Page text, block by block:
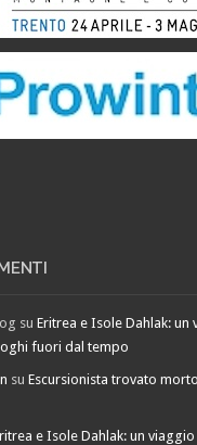
suEritrea e Isole Dahlak:
fuori dal tempo
suEscursionista trovato
e Isole Dahlak: un